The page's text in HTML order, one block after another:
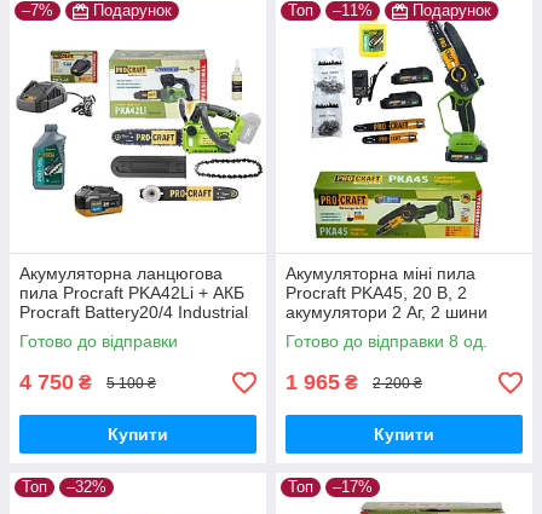
–7% Подарунок
Акумуляторна ланцюгова
пила Procraft PKA42Li + АКБ
Procraft Battery20/4 Industrial
20В 4Аг + ЗП Procraft
Charger20/2,4A + Олива 1л
Готово до відправки
4 750 ₴ 5 100 ₴
Купити
Топ –11% Подарунок
Акумуляторна міні пила
Procraft PKA45, 20 В, 2
акумулятори 2 Аг, 2 шини
6"/8", безщіткова,
автоматичне змащення
Готово до відправки 8 од.
1 965 ₴ 2 200 ₴
Купити
Топ –32% Топ –17%